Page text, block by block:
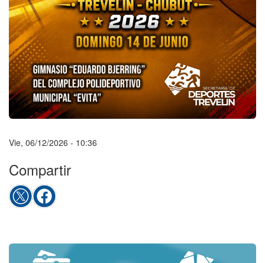
Vie, 06/12/2026 - 10:36
Compartir